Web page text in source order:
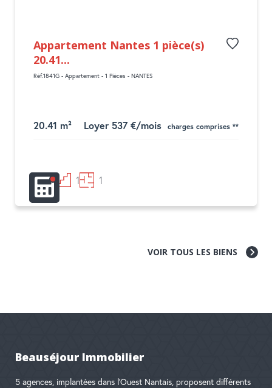
Appartement Nantes 1 pièce(s)
20.41...
Réf.1841G - Appartement - 1 Pièces - NANTES
20.41 m² Loyer 537 €/mois charges comprises **
1 1 1
VOIR TOUS LES BIENS
Beauséjour Immobilier
5 agences, implantées dans l'Ouest Nantais, proposent différents